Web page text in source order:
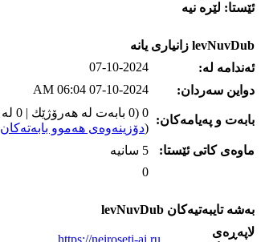
ئێستا: لێره‌ نیه‌
levNuvDub زانیاری یانه‌
ئه‌ندامه‌ له‌:
07-10-2024
دواین سه‌ردان:
07-10-2024 06:04 AM
بابه‌ت و په‌یامه‌کان:
0 (0 بابه‌ت له‌ هه‌رۆژێك | 0 له‌ هه‌موو بابه‌ته‌كان)
(دۆزینه‌وه‌ی هه‌موو بابه‌ته‌کان
ماوه‌ی كاتی ئێستا:
5 سانیه‌
0
به‌شه‌ تایبه‌تیه‌کان levNuvDub
لاپه‌ڕه‌ی
https://neiroseti-ai.ru